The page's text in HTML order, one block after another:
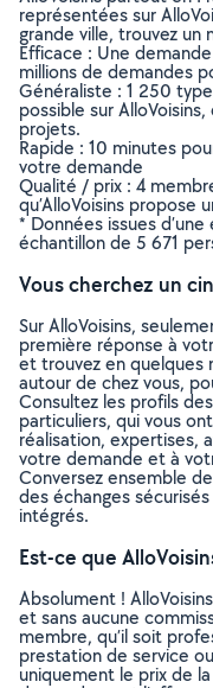
représentées sur
grande ville, trouvez un
Efficace : Une
millions de demandes
Généraliste : 1 250
possible sur
projets.
Rapide : 10 minutes
votre demande
Qualité / prix : 4
qu’AlloVoisins propose
* Données issues
échantillon de 5 671
Vous cherchez un
Sur AlloVoisins,
première réponse à
et trouvez en quelques
autour de chez vous,
Consultez les profils
particuliers, qui vous
réalisation, expertises,
votre demande et à
Conversez ensemble
des échanges
intégrés.
Est-ce que
Absolument !
et sans aucune
membre, qu’il soit
prestation de service
uniquement le prix de